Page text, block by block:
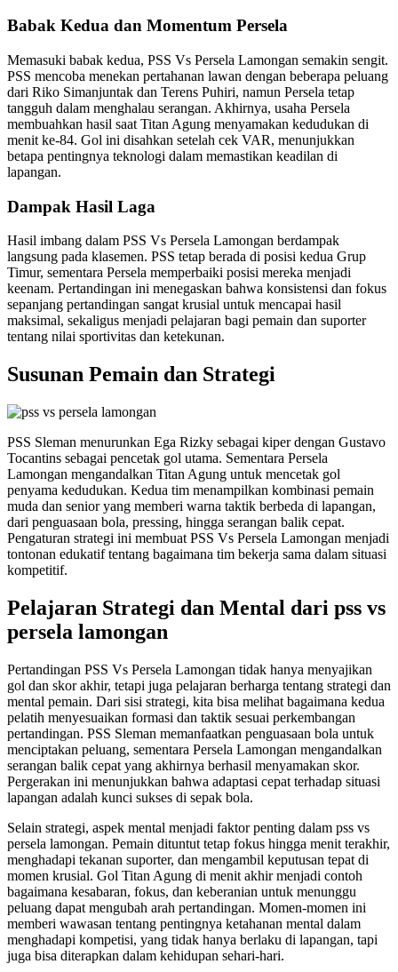
Babak Kedua dan Momentum Persela
Memasuki babak kedua, PSS Vs Persela Lamongan semakin sengit.
PSS mencoba menekan pertahanan lawan dengan beberapa peluang
dari Riko Simanjuntak dan Terens Puhiri, namun Persela tetap
tangguh dalam menghalau serangan. Akhirnya, usaha Persela
membuahkan hasil saat Titan Agung menyamakan kedudukan di
menit ke-84. Gol ini disahkan setelah cek VAR, menunjukkan
betapa pentingnya teknologi dalam memastikan keadilan di
lapangan.
Dampak Hasil Laga
Hasil imbang dalam PSS Vs Persela Lamongan berdampak
langsung pada klasemen. PSS tetap berada di posisi kedua Grup
Timur, sementara Persela memperbaiki posisi mereka menjadi
keenam. Pertandingan ini menegaskan bahwa konsistensi dan fokus
sepanjang pertandingan sangat krusial untuk mencapai hasil
maksimal, sekaligus menjadi pelajaran bagi pemain dan suporter
tentang nilai sportivitas dan ketekunan.
Susunan Pemain dan Strategi
PSS Sleman menurunkan Ega Rizky sebagai kiper dengan Gustavo
Tocantins sebagai pencetak gol utama. Sementara Persela
Lamongan mengandalkan Titan Agung untuk mencetak gol
penyama kedudukan. Kedua tim menampilkan kombinasi pemain
muda dan senior yang memberi warna taktik berbeda di lapangan,
dari penguasaan bola, pressing, hingga serangan balik cepat.
Pengaturan strategi ini membuat PSS Vs Persela Lamongan menjadi
tontonan edukatif tentang bagaimana tim bekerja sama dalam situasi
kompetitif.
Pelajaran Strategi dan Mental dari pss vs
persela lamongan
Pertandingan PSS Vs Persela Lamongan tidak hanya menyajikan
gol dan skor akhir, tetapi juga pelajaran berharga tentang strategi dan
mental pemain. Dari sisi strategi, kita bisa melihat bagaimana kedua
pelatih menyesuaikan formasi dan taktik sesuai perkembangan
pertandingan. PSS Sleman memanfaatkan penguasaan bola untuk
menciptakan peluang, sementara Persela Lamongan mengandalkan
serangan balik cepat yang akhirnya berhasil menyamakan skor.
Pergerakan ini menunjukkan bahwa adaptasi cepat terhadap situasi
lapangan adalah kunci sukses di sepak bola.
Selain strategi, aspek mental menjadi faktor penting dalam pss vs
persela lamongan. Pemain dituntut tetap fokus hingga menit terakhir,
menghadapi tekanan suporter, dan mengambil keputusan tepat di
momen krusial. Gol Titan Agung di menit akhir menjadi contoh
bagaimana kesabaran, fokus, dan keberanian untuk menunggu
peluang dapat mengubah arah pertandingan. Momen-momen ini
memberi wawasan tentang pentingnya ketahanan mental dalam
menghadapi kompetisi, yang tidak hanya berlaku di lapangan, tapi
juga bisa diterapkan dalam kehidupan sehari-hari.